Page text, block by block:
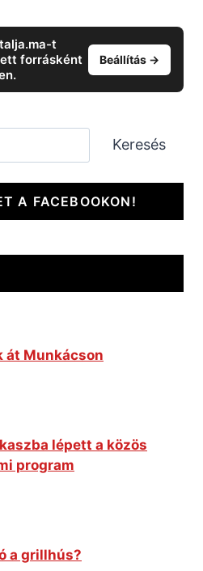
t
forrásként
Beállítás →
Keresés
A FACEBOOKON!
át Munkácson
lépett a közös
program
a grillhús?